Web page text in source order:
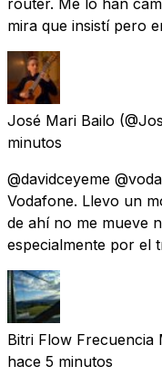
mira que insistí pero
José Mari Bailo
minutos
@davidceyeme
Vodafone. Llevo un
de ahí no me mueve
especialmente por el
Bitri Flow Frecuencia
hace 5 minutos